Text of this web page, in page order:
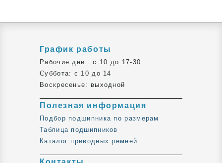
График работы
Рабочие дни:: c 10 до 17-30
Суббота: c 10 до 14
Воскресенье: выходной
Полезная информация
Подбор подшипника по размерам
Таблица подшипников
Каталог приводных ремней